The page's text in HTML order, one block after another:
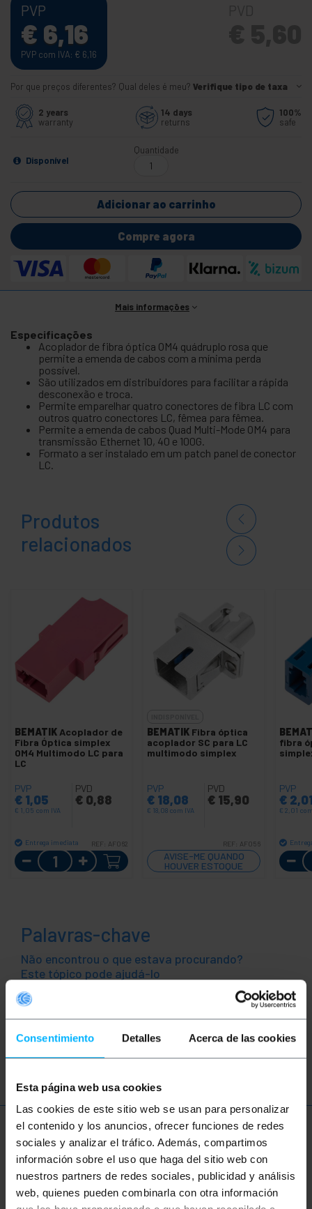
Consentimiento Detalles Acerca de las cookies
Esta página web usa cookies
Las cookies de este sitio web se usan para personalizar
el contenido y los anuncios, ofrecer funciones de redes
sociales y analizar el tráfico. Además, compartimos
información sobre el uso que haga del sitio web con
nuestros partners de redes sociales, publicidad y análisis
web, quienes pueden combinarla con otra información
PVP
€ 6,16
PVP com IVA: € 6,16
Por que preços diferentes? Qual deles é meu? Verifique tipo de taxa
2 years
warranty
14 days
returns
100%
safe
Disponível
Quantidade
Adicionar ao carrinho
Compre agora
Mais informações
Especificações
Acoplador de fibra óptica OM4 quádruplo rosa que
permite a emenda de cabos com a mínima perda
possível.
São utilizados em distribuidores para facilitar a rápida
desconexão e troca.
Permite emparelhar quatro conectores de fibra LC com
outros quatro conectores LC, fêmea para fêmea.
Permite a emenda de cabos Quad Multi-Mode OM4 para
transmissão Ethernet 10, 40 e 100G.
Formato a ser instalado em um patch panel de conector
LC.
Produtos
relacionados
BEMATIK Acoplador de
Fibra Óptica simplex
OM4 Multimodo LC para
LC
PVP
€ 1,05
€ 1,05 com IVA
PVD
€0,88
Entrega imediata REF: AF062
Quantidade
BEMATIK Fibra óptica
acoplador SC para LC
multimodo simplex
PVP
€ 18,08
€ 18,08 com IVA
PVD
€15,90
REF: AF056
AVISE-ME QUANDO
HOUVER ESTOQUE
fibra
PVP
€
€ 2,01
Palavras-chave
Não encontrou o que estava procurando?
Este tópico pode ajudá-lo
rede ethernet LAN patch cord
Mais informações
Descrição